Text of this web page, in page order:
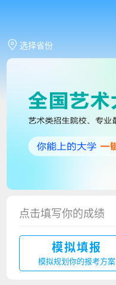
选择省份
点击填写你的成绩
模拟填报
模拟规划你的报考方案